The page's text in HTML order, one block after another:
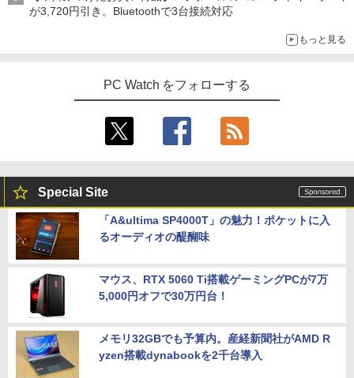
が3,720円引き。Bluetoothで3台接続対応
もっと見る
PC Watch をフォローする
Special Site
「A&ultima SP4000T」の魅力！ポケットに入
るオーディオの醍醐味
マウス、RTX 5060 Ti搭載ゲーミングPCが7万
5,000円オフで30万円台！
メモリ32GBでも予算内。産経新聞社がAMD R
yzen搭載dynabookを2千台導入